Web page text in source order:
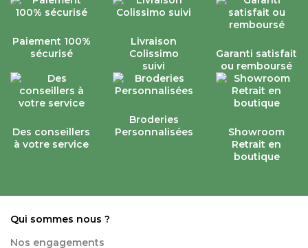
Paiement 100%
sécurisé
Livraison
Colissimo
suivi
Garanti satisfait
ou remboursé
Des conseillers
à votre service
Broderies
Personnalisées
Showroom
Retrait en
boutique
Qui sommes nous ?
Nos engagements